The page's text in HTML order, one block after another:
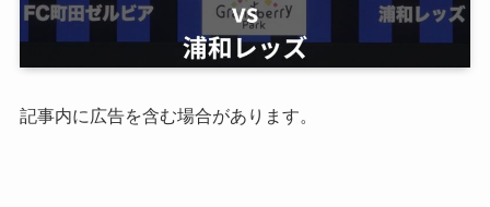
記事内に広告を含む場合があります。